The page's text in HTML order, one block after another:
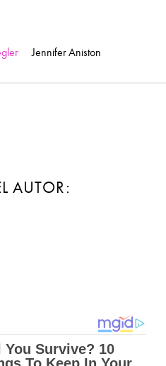
Jennifer Aniston
AUTOR: